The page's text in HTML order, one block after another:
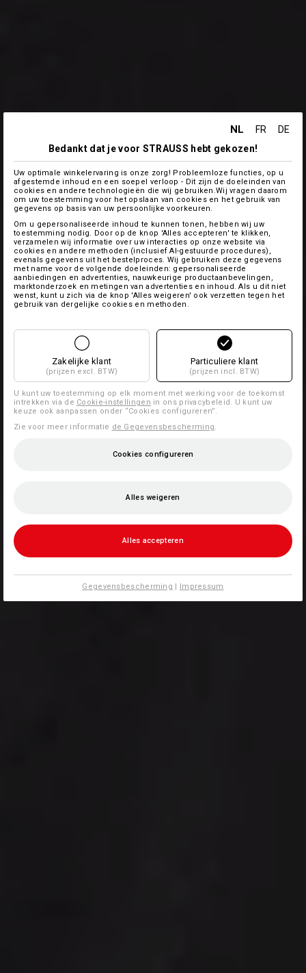
NL FR
DE
Bedankt dat je voor STRAUSS hebt gekozen!
Uw optimale winkelervaring is onze zorg! Probleemloze functies, op u
afgestemde inhoud en een soepel verloop - Dit zijn de doeleinden van
cookies en andere technologieën die wij gebruiken.Wij vragen daarom
om uw toestemming voor het opslaan van cookies en het gebruik van
gegevens op basis van uw persoonlijke voorkeuren.
Om u gepersonaliseerde inhoud te kunnen tonen, hebben wij uw
toestemming nodig. Door op de knop 'Alles accepteren' te klikken,
verzamelen wij informatie over uw interacties op onze website via
cookies en andere methoden (inclusief AI-gestuurde procedures),
evenals gegevens uit het bestelproces. Wij gebruiken deze gegevens
met name voor de volgende doeleinden: gepersonaliseerde
aanbiedingen en advertenties, nauwkeurige productaanbevelingen,
marktonderzoek en metingen van advertenties en inhoud. Als u dit niet
wenst, kunt u zich via de knop 'Alles weigeren' ook verzetten tegen het
gebruik van dergelijke cookies en methoden.
Zakelijke klant
(prijzen excl. BTW)
Particuliere klant
(prijzen incl. BTW)
U kunt uw toestemming op elk moment met werking voor de toekomst
intrekken via de Cookie-instellingen in ons privacybeleid. U kunt uw
keuze ook aanpassen onder “Cookies configureren”.
Zie voor meer informatie de Gegevensbescherming.
Cookies configureren
Alles weigeren
Alles accepteren
Gegevensbescherming | Impressum